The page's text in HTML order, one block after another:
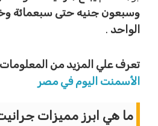
وسبعون جنيه حتى سبعمائة
الواحد.
تعرف علي المزيد من المعلومات
الأسمنت اليوم في مصر
ما هي ابرز مميزات